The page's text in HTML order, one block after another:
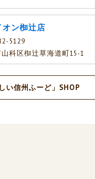
ン椥辻店
5129
科区椥辻草海道町15-1
い信州ふーど」SHOP